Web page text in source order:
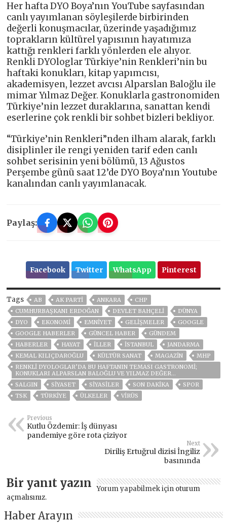
Her hafta DYO Boya’nın YouTube sayfasından
canlı yayımlanan söyleşilerde birbirinden
değerli konuşmacılar, üzerinde yaşadığımız
toprakların kültürel yapısının hayatımıza
kattığı renkleri farklı yönlerden ele alıyor.
Renkli DYOloglar Türkiye’nin Renkleri’nin bu
haftaki konukları, kitap yapımcısı,
akademisyen, lezzet avcısı Alparslan Baloğlu ile
mimar Yılmaz Değer. Konuklarla gastronomiden
Türkiye’nin lezzet duraklarına, sanattan kendi
eserlerine çok renkli bir sohbet bizleri bekliyor.
“Türkiye’nin Renkleri”nden ilham alarak, farklı
disiplinler ile rengi yeniden tarif eden canlı
sohbet serisinin yeni bölümü, 13 Ağustos
Perşembe günü saat 12’de DYO Boya’nın Youtube
kanalından canlı yayımlanacak.
Paylaş:
Facebook Twitter WhatsApp Pinterest
Tags AB AK PARTİ ANKARA
CHP
CUMHURBAŞKANI ERDOĞAN
DEVLET BAHÇELİ
DÜNYA
DYO
EKONOMİ EMNİYET GELIŞMELER
GOOGLE
GOOGLE HABERLER
GÜNCEL HABER
GÜNDEM
HABERLER
HAYAT İLLER ISTANBUL
JANDARMA
KEMAL KILIÇDAROĞLU
KÜLTÜR SANAT MAGAZİN
MHP
RENKLİ DYOLOGLAR’DA BU HAFTANIN TEMASI GASTRONOMİ;
KONUKLARI ALPARSLAN BALOĞLU VE YILMAZ DEĞER…
SALGIN
SİYASET SİYASİLER SON DAKIKA
SPOR
TSK
TÜRKİYE ÜLKELER VIRÜS
Previous
Kutlu Özdemir: İş dünyası
pandemiye göre rota çiziyor
Next
Diriliş Ertuğrul dizisi İngiliz
basınında
Bir yanıt yazın Yorum yapabilmek için oturum
açmalısınız.
Haber Arayın